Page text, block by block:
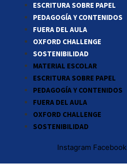
ESCRITURA SOBRE PAPEL
PEDAGOGÍA Y CONTENIDOS
FUERA DEL AULA
OXFORD CHALLENGE
SOSTENIBILIDAD
MATERIAL ESCOLAR
ESCRITURA SOBRE PAPEL
PEDAGOGÍA Y CONTENIDOS
FUERA DEL AULA
OXFORD CHALLENGE
SOSTENIBILIDAD
Instagram Facebook